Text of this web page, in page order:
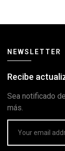
NEWSLETTER
Recibe
Sea notificado
más.